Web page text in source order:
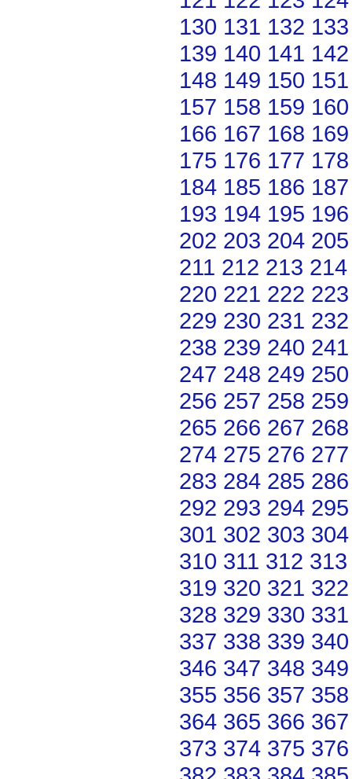
130 131 132 133
139 140 141 142
148 149 150 151
157 158 159 160
166 167 168 169
175 176 177 178
184 185 186 187
193 194 195 196
202 203 204 205
211 212 213 214
220 221 222 223
229 230 231 232
238 239 240 241
247 248 249 250
256 257 258 259
265 266 267 268
274 275 276 277
283 284 285 286
292 293 294 295
301 302 303 304
310 311 312 313
319 320 321 322
328 329 330 331
337 338 339 340
346 347 348 349
355 356 357 358
364 365 366 367
373 374 375 376